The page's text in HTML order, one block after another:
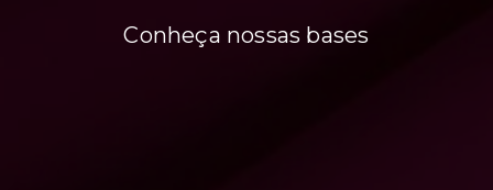
Conheça nossas bases